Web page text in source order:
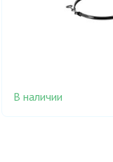
В наличии